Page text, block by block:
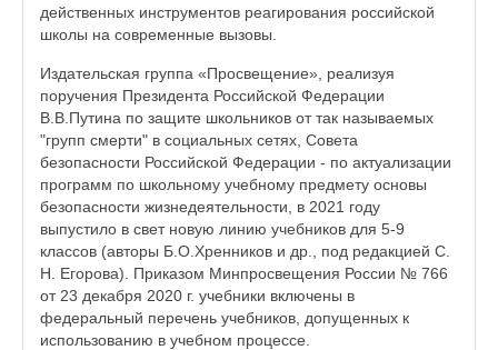
действенных инструментов реагирования российской
школы на современные вызовы.
Издательская группа «Просвещение», реализуя
поручения Президента Российской Федерации
В.В.Путина по защите школьников от так называемых
"групп смерти" в социальных сетях, Совета
безопасности Российской Федерации - по актуализации
программ по школьному учебному предмету основы
безопасности жизнедеятельности, в 2021 году
выпустило в свет новую линию учебников для 5-9
классов (авторы Б.О.Хренников и др., под редакцией С.
Н. Егорова). Приказом Минпросвещения России № 766
от 23 декабря 2020 г. учебники включены в
федеральный перечень учебников, допущенных к
использованию в учебном процессе.